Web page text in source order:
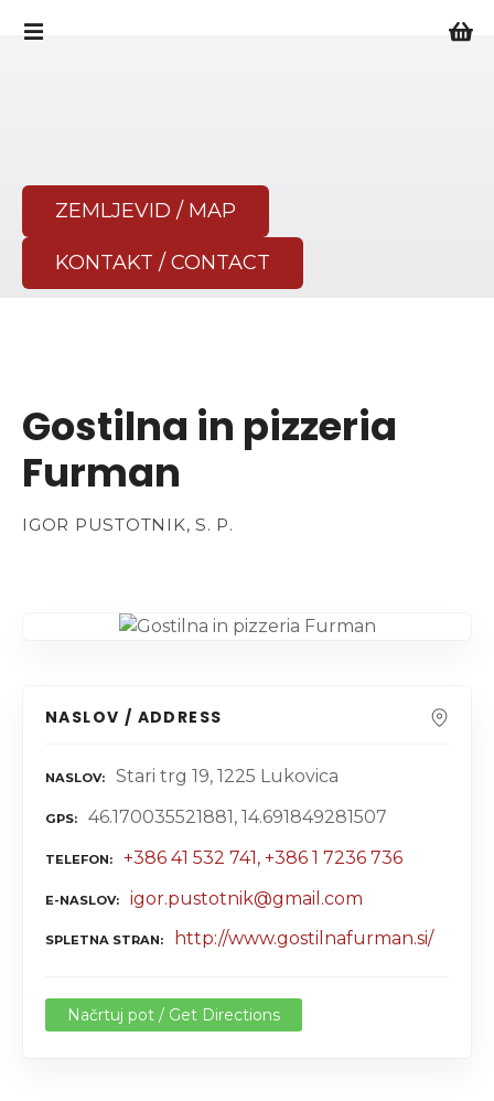
ZEMLJEVID / MAP
KONTAKT / CONTACT
Gostilna in pizzeria
Furman
IGOR PUSTOTNIK, S. P.
NASLOV / ADDRESS
NASLOV Stari trg 19, 1225 Lukovica
GPS 46.170035521881, 14.691849281507
TELEFON +386 41 532 741, +386 1 7236 736
E-NASLOV igor.pustotnik@gmail.com
SPLETNA STRAN http://www.gostilnafurman.si/
Načrtuj pot / Get Directions